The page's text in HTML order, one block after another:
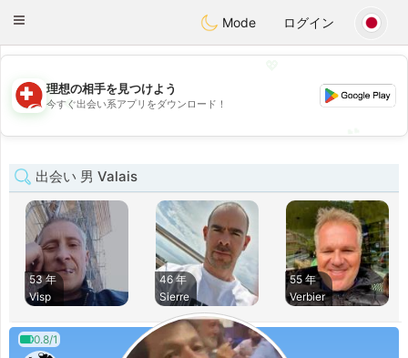
Suissi
Toggle
Mode ログイン
💖
💕
理想の相手を見つけよう
今すぐ出会い系アプリをダウンロード！
出会い 男 Valais
53 年
Visp
46 年
Sierre
55 年
Verbier
0.8/1